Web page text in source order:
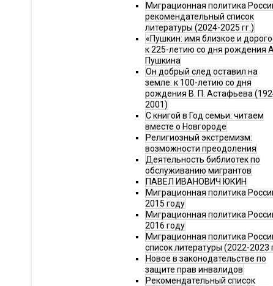
Миграционная политика
рекомендательный список
литературы (2024-2025 гг.)
«Пушкин: имя близкое и
к 225-летию со дня рождения
Пушкина
Он добрый след оставил на
земле: к 100-летию со дня
рождения В. П. Астафьева
2001)
С книгой в Год семьи: читаем
вместе о Новгороде
Религиозный экстремизм:
возможности преодоления
Деятельность библиотек по
обслуживанию мигрантов
ПАВЕЛ ИВАНОВИЧ ЮКИН
Миграционная политика
2015 году
Миграционная политика
2016 году
Миграционная политика
список литературы (2022-2023
Новое в законодательстве по
защите прав инвалидов
Рекомендательный список